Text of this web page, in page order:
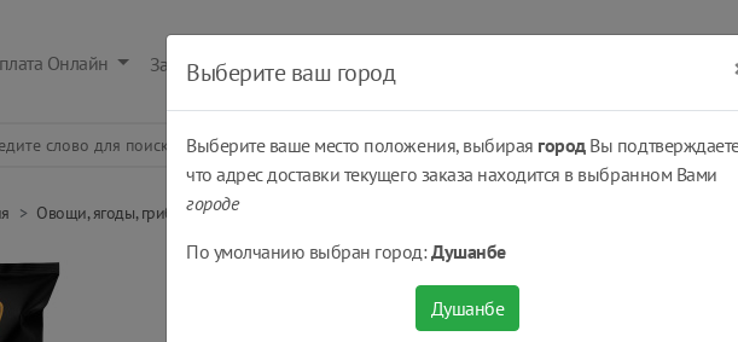
Онлайн Заказать Оплатить Получить
Овощи, ягоды, грибы замороженные
Картофель фри замороженные Bonfrit® 2.5 кг
шт
Выберите ваш город
Выберите ваше место положения, выбирая городВы
что адрес доставки текущего заказа находится в выбранном Вами
городе
По умолчанию выбран город:Душанбе
Душанбе